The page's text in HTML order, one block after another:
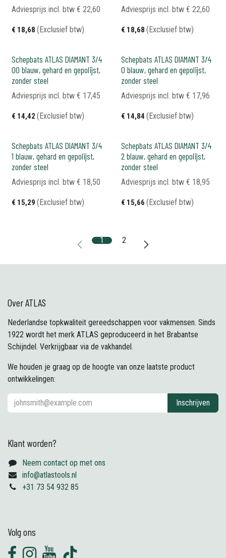
€ 18,68 (Exclusief btw)
Adviesprijs incl. btw € 22,60
€ 18,68 (Exclusief btw)
Adviesprijs incl. btw € 22,60
Schepbats ATLAS DIAMANT 3/4
00 blauw, gehard en gepolijst,
zonder steel
€ 14,42 (Exclusief btw)
Adviesprijs incl. btw € 17,45
Schepbats ATLAS DIAMANT 3/4
0 blauw, gehard en gepolijst,
zonder steel
€ 14,84 (Exclusief btw)
Adviesprijs incl. btw € 17,96
Schepbats ATLAS DIAMANT 3/4
1 blauw, gehard en gepolijst,
zonder steel
€ 15,29 (Exclusief btw)
Adviesprijs incl. btw € 18,50
Schepbats ATLAS DIAMANT 3/4
2 blauw, gehard en gepolijst,
zonder steel
€ 15,66 (Exclusief btw)
Adviesprijs incl. btw € 18,95
1 2
Over ATLAS
Nederlandse topkwaliteit gereedschappen voor vakmensen. Sinds
1922 wordt het merk ATLAS geproduceerd in het Brabantse
Schijndel. Verkrijgbaar via de vakhandel.
We houden je graag op de hoogte van onze laatste product
ontwikkelingen:
Inschrijven
Klant worden?
Neem contact op met ons
info@atlastools.nl
+31 73 54 932 85
Volg ons